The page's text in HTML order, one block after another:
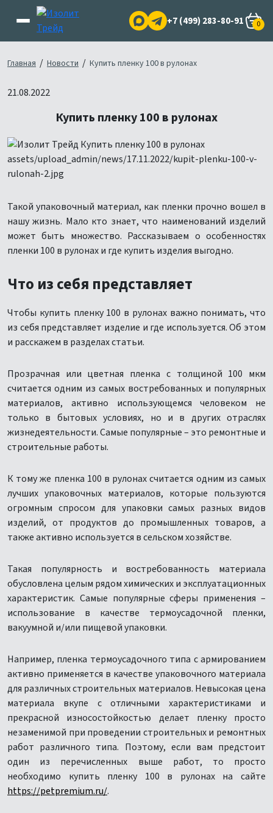
+7 (499) 283-80-91 0
Главная / Новости / Купить пленку 100 в рулонах
21.08.2022
Купить пленку 100 в рулонах
Такой упаковочный материал, как пленки прочно вошел в
нашу жизнь. Мало кто знает, что наименований изделий
может быть множество. Рассказываем о особенностях
пленки 100 в рулонах и где купить изделия выгодно.
Что из себя представляет
Чтобы купить пленку 100 в рулонах важно понимать, что
из себя представляет изделие и где используется. Об этом
и расскажем в разделах статьи.
Прозрачная или цветная пленка с толщиной 100 мкм
считается одним из самых востребованных и популярных
материалов, активно использующемся человеком не
только в бытовых условиях, но и в других отраслях
жизнедеятельности. Самые популярные – это ремонтные и
строительные работы.
К тому же пленка 100 в рулонах считается одним из самых
лучших упаковочных материалов, которые пользуются
огромным спросом для упаковки самых разных видов
изделий, от продуктов до промышленных товаров, а
также активно используется в сельском хозяйстве.
Такая популярность и востребованность материала
обусловлена целым рядом химических и эксплуатационных
характеристик. Самые популярные сферы применения –
использование в качестве термоусадочной пленки,
вакуумной и/или пищевой упаковки.
Например, пленка термоусадочного типа с армированием
активно применяется в качестве упаковочного материала
для различных строительных материалов. Невысокая цена
материала вкупе с отличными характеристиками и
прекрасной износостойкостью делает пленку просто
незаменимой при проведении строительных и ремонтных
работ различного типа. Поэтому, если вам предстоит
один из перечисленных выше работ, то просто
необходимо купить пленку 100 в рулонах на сайте
https://petpremium.ru/.